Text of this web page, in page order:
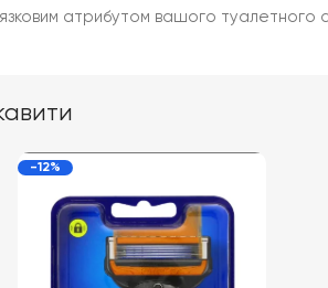
атрибутом вашого туалетного
-12%